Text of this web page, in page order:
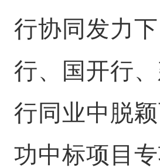
行协同发力
行、国开行
行同业中脱
功中标项目